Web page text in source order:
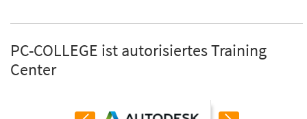
PC-COLLEGE ist autorisiertes Training
Center